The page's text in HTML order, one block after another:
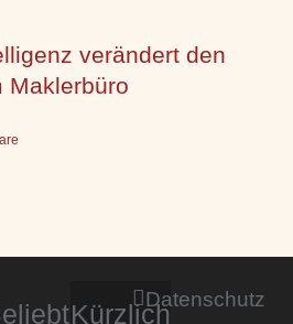
verändert den
Maklerbüro
KürzlichDatenschutz